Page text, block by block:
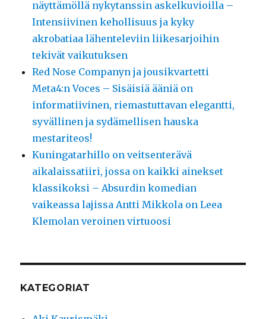
näyttämöllä nykytanssin askelkuvioilla –
Intensiivinen kehollisuus ja kyky
akrobatiaa lähenteleviin liikesarjoihin
tekivät vaikutuksen
Red Nose Companyn ja jousikvartetti
Meta4:n Voces – Sisäisiä ääniä on
informatiivinen, riemastuttavan elegantti,
syvällinen ja sydämellisen hauska
mestariteos!
Kuningatarhillo on veitsenterävä
aikalaissatiiri, jossa on kaikki ainekset
klassikoksi – Absurdin komedian
vaikeassa lajissa Antti Mikkola on Leea
Klemolan veroinen virtuoosi
KATEGORIAT